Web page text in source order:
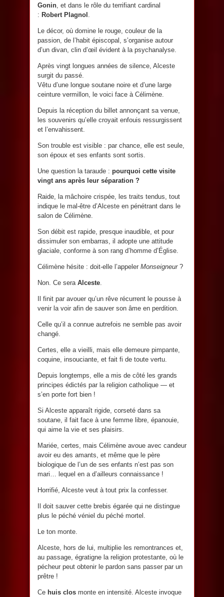
Gonin , et dans le rôle du terrifiant cardinal
: Robert Plagnol
Le décor, où domine le rouge, couleur de la
passion, de l’habit épiscopal, s’organise autour
d’un divan, clin d’œil évident à la psychanalyse.
Après vingt longues années de silence, Alceste
surgit du passé.
Vêtu d’une longue soutane noire et d’une large
ceinture vermillon, le voici face à Célimène.
Depuis la réception du billet annonçant sa venue,
les souvenirs qu’elle croyait enfouis ressurgissent
et l’envahissent.
Son trouble est visible : par chance, elle est seule,
son époux et ses enfants sont sortis.
Une question la taraude : pourquoi cette visite
vingt ans après leur séparation ?
Raide, la mâchoire crispée, les traits tendus, tout
indique le mal-être d’Alceste en pénétrant dans le
salon de Célimène.
Son débit est rapide, presque inaudible, et pour
dissimuler son embarras, il adopte une attitude
glaciale, conforme à son rang d’homme d’Église.
Célimène hésite : doit-elle l’appeler Monseigneur?
Non. Ce sera Alceste
Il finit par avouer qu’un rêve récurrent le pousse à
venir la voir afin de sauver son âme en perdition.
Celle qu’il a connue autrefois ne semble pas avoir
changé.
Certes, elle a vieilli, mais elle demeure pimpante,
coquine, insouciante, et fait fi de toute vertu.
Depuis longtemps, elle a mis de côté les grands
principes édictés par la religion catholique — et
s’en porte fort bien !
Si Alceste apparaît rigide, corseté dans sa
soutane, il fait face à une femme libre, épanouie,
qui aime la vie et ses plaisirs.
Mariée, certes, mais Célimène avoue avec candeur
avoir eu des amants, et même que le père
biologique de l’un de ses enfants n’est pas son
mari… lequel en a d’ailleurs connaissance !
Horrifié, Alceste veut à tout prix la confesser.
Il doit sauver cette brebis égarée qui ne distingue
plus le péché véniel du péché mortel.
Le ton monte.
Alceste, hors de lui, multiplie les remontrances et,
au passage, égratigne la religion protestante, où le
pécheur peut obtenir le pardon sans passer par un
prêtre !
Ce huis clos monte en intensité. Alceste invoque